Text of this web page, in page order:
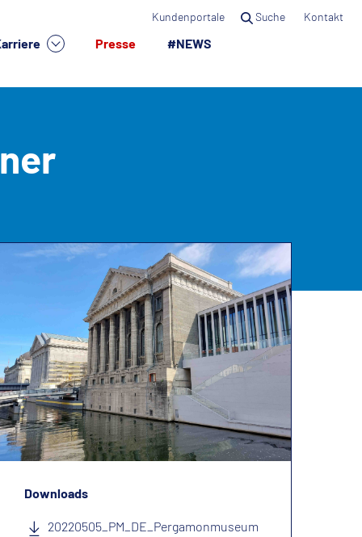
Presse #NEWS
Kundenportale Suche Kontakt
Downloads
20220505_PM_DE_Pergamonmuseum